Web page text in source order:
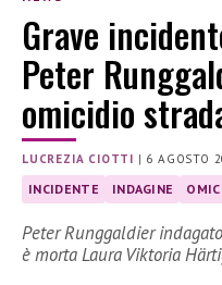
Grave
Peter
omicidio
LUCREZIA CIOTTI | 6 AGOSTO
INCIDENTE INDAGINE
Peter Runggaldier
è morta Laura Viktoria